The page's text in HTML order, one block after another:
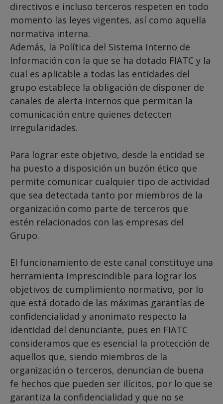
directivos e incluso terceros respeten en todo
momento las leyes vigentes, así como aquella
normativa interna.
Además, la Política del Sistema Interno de
Información con la que se ha dotado FIATC y la
cual es aplicable a todas las entidades del
grupo establece la obligación de disponer de
canales de alerta internos que permitan la
comunicación entre quienes detecten
irregularidades.
Para lograr este objetivo, desde la entidad se
ha puesto a disposición un buzón ético que
permite comunicar cualquier tipo de actividad
que sea detectada tanto por miembros de la
organización como parte de terceros que
estén relacionados con las empresas del
Grupo.
El funcionamiento de este canal constituye una
herramienta imprescindible para lograr los
objetivos de cumplimiento normativo, por lo
que está dotado de las máximas garantías de
confidencialidad y anonimato respecto la
identidad del denunciante, pues en FIATC
consideramos que es esencial la protección de
aquellos que, siendo miembros de la
organización o terceros, denuncian de buena
fe hechos que pueden ser ilícitos, por lo que se
garantiza la confidencialidad y que no se